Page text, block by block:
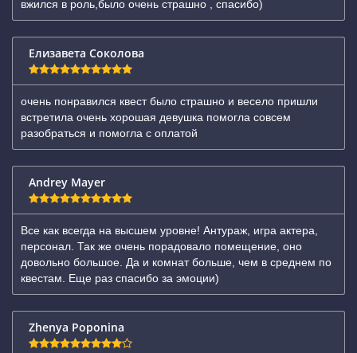
вжился в роль,было очень страшно , спасибо)
Елизавета Соколова
очень понравился квест было страшно и весело пришли
встретила очень хорошая девушка помогла совсем
разобраться и помогла с оплатой
Andrey Mayer
Все как всегда на высшем уровне! Антураж, игра актера,
персонал. Так же очень порадовало помещение, оно
довольно большое. Да и комнат больше, чем в среднем по
квестам. Еще раз спасибо за эмоции)
Zhenya Poponina